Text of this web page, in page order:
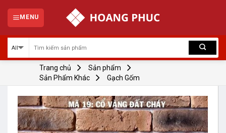
content
MENU
Trang chủ
Sản phẩm
Sản Phẩm Khác
Gạch Gốm